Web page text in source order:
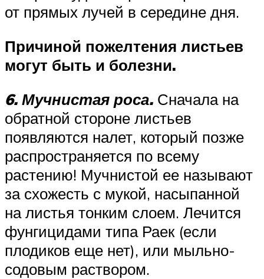
от прямых лучей в середине дня.
Причиной пожелтения листьев
могут быть и болезни.
6. Мучнистая роса. Сначала на
обратной стороне листьев
появляются налет, который позже
распространяется по всему
растению! Мучнистой ее называют
за схожесть с мукой, насыпанной
на листья тонким слоем. Лечится
фунгицидами типа Раек (если
плодиков еще нет), или мыльно-
содовым раствором.